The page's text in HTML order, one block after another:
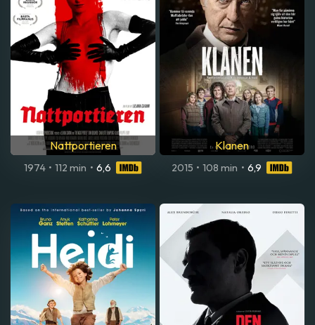
Nattportieren
1974 • 112 min • 6,6
Klanen
2015 • 108 min • 6,9